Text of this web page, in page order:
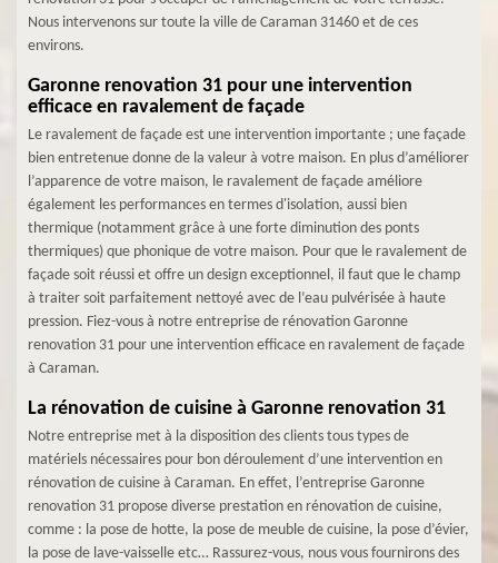
Nous intervenons sur toute la ville de Caraman 31460 et de ces
environs.
Garonne renovation 31 pour une intervention
efficace en ravalement de façade
Le ravalement de façade est une intervention importante ; une façade
bien entretenue donne de la valeur à votre maison. En plus d’améliorer
l’apparence de votre maison, le ravalement de façade améliore
également les performances en termes d'isolation, aussi bien
thermique (notamment grâce à une forte diminution des ponts
thermiques) que phonique de votre maison. Pour que le ravalement de
façade soit réussi et offre un design exceptionnel, il faut que le champ
à traiter soit parfaitement nettoyé avec de l’eau pulvérisée à haute
pression. Fiez-vous à notre entreprise de rénovation Garonne
renovation 31 pour une intervention efficace en ravalement de façade
à Caraman.
La rénovation de cuisine à Garonne renovation 31
Notre entreprise met à la disposition des clients tous types de
matériels nécessaires pour bon déroulement d’une intervention en
rénovation de cuisine à Caraman. En effet, l’entreprise Garonne
renovation 31 propose diverse prestation en rénovation de cuisine,
comme : la pose de hotte, la pose de meuble de cuisine, la pose d’évier,
la pose de lave-vaisselle etc… Rassurez-vous, nous vous fournirons des